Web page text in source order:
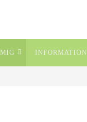
INFORMATION